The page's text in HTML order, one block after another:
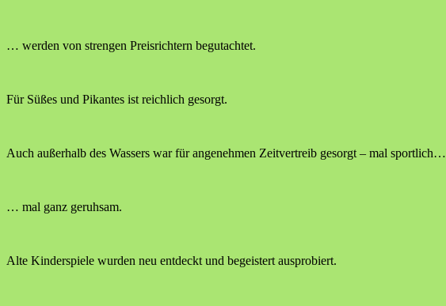
… werden von strengen Preisrichtern begutachtet.
Für Süßes und Pikantes ist reichlich gesorgt.
Auch außerhalb des Wassers war für angenehmen Zeitvertreib gesorgt – mal sportlich…
… mal ganz geruhsam.
Alte Kinderspiele wurden neu entdeckt und begeistert ausprobiert.